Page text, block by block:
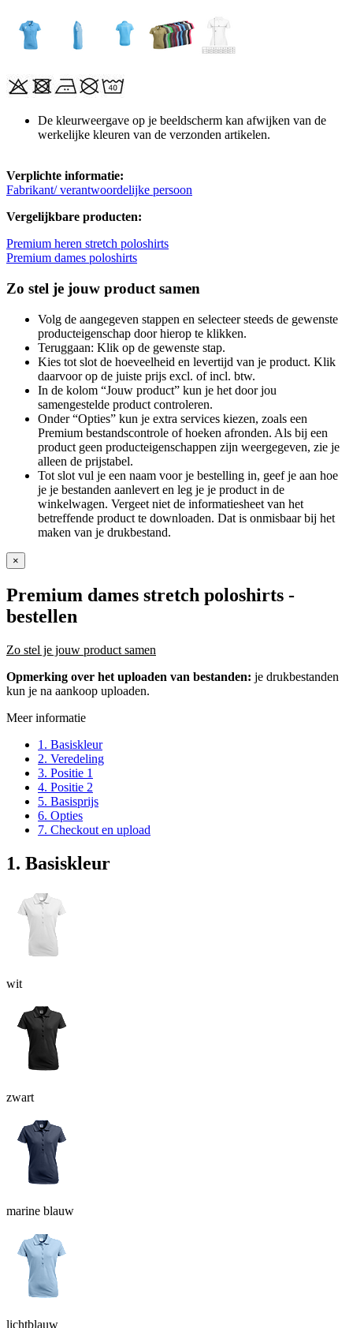
De kleurweergave op je beeldscherm kan afwijken van de
werkelijke kleuren van de verzonden artikelen.
Verplichte informatie:
Fabrikant/ verantwoordelijke persoon
Vergelijkbare producten:
Premium heren stretch poloshirts
Premium dames poloshirts
Zo stel je jouw product samen
Volg de aangegeven stappen en selecteer steeds de gewenste
producteigenschap door hierop te klikken.
Teruggaan: Klik op de gewenste stap.
Kies tot slot de hoeveelheid en levertijd van je product. Klik
daarvoor op de juiste prijs excl. of incl. btw.
In de kolom “Jouw product” kun je het door jou
samengestelde product controleren.
Onder “Opties” kun je extra services kiezen, zoals een
Premium bestandscontrole of hoeken afronden. Als bij een
product geen producteigenschappen zijn weergegeven, zie je
alleen de prijstabel.
Tot slot vul je een naam voor je bestelling in, geef je aan hoe
je je bestanden aanlevert en leg je je product in de
winkelwagen. Vergeet niet de informatiesheet van het
betreffende product te downloaden. Dat is onmisbaar bij het
maken van je drukbestand.
×
Premium dames stretch poloshirts -
bestellen
Zo stel je jouw product samen
Opmerking over het uploaden van bestanden: je drukbestanden
kun je na aankoop uploaden.
Meer informatie
1. Basiskleur
2. Veredeling
3. Positie 1
4. Positie 2
5. Basisprijs
6. Opties
7. Checkout en upload
1. Basiskleur
wit
zwart
marine blauw
lichtblauw